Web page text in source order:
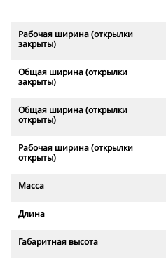
Рабочая ширина (открылки
закрыты)
Общая ширина (открылки
закрыты)
Общая ширина (открылки
открыты)
Рабочая ширина (открылки
открыты)
Масса
Длина
Габаритная высота